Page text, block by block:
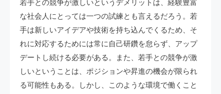
若手との競争が激しいというデメリットは、経験豊富
な社会人にとっては一つの試練とも言えるだろう。若
手は新しいアイデアや技術を持ち込んでくるため、そ
れに対応するためには常に自己研鑽を怠らず、アップ
デートし続ける必要がある。また、若手との競争が激
しいということは、ポジションや昇進の機会が限られ
る可能性もある。しかし、このような環境で働くこと